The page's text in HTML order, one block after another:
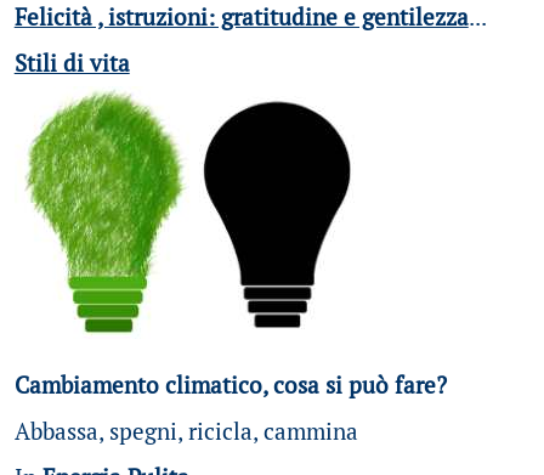
Felicità , istruzioni: gratitudine e gentilezza...
Stili di vita
Cambiamento climatico, cosa si può fare?
Abbassa, spegni, ricicla, cammina